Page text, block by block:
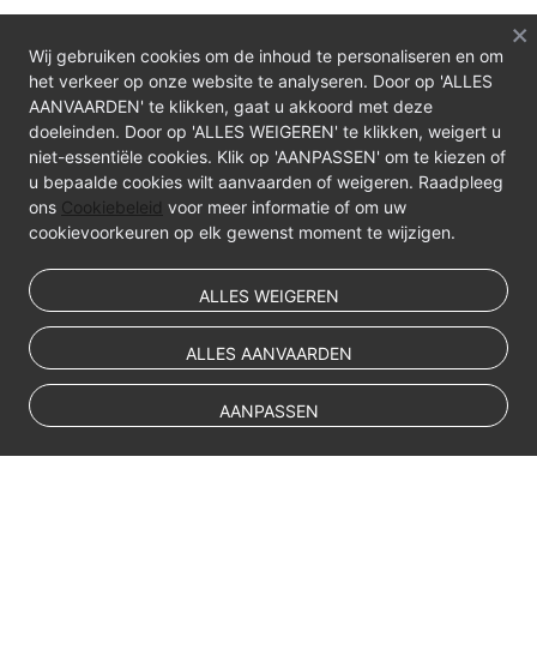
FAQs
Videos
Wij gebruiken cookies om de inhoud te personaliseren en om
het verkeer op onze website te analyseren. Door op 'ALLES
AANVAARDEN' te klikken, gaat u akkoord met deze
doeleinden. Door op 'ALLES WEIGEREN' te klikken, weigert u
niet-essentiële cookies. Klik op 'AANPASSEN' om te kiezen of
u bepaalde cookies wilt aanvaarden of weigeren. Raadpleeg
ons Cookiebeleid voor meer informatie of om uw
cookievoorkeuren op elk gewenst moment te wijzigen.
ALLES WEIGEREN
ALLES AANVAARDEN
AANPASSEN